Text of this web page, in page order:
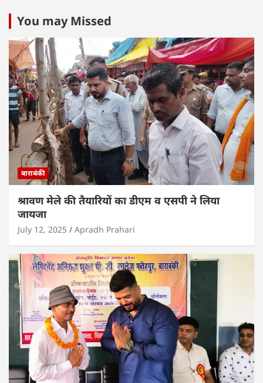
You may Missed
बाराबंकी
श्रावण मेले की तैयारियों का डीएम व एसपी ने लिया
जायजा
July 12, 2025 Apradh Prahari